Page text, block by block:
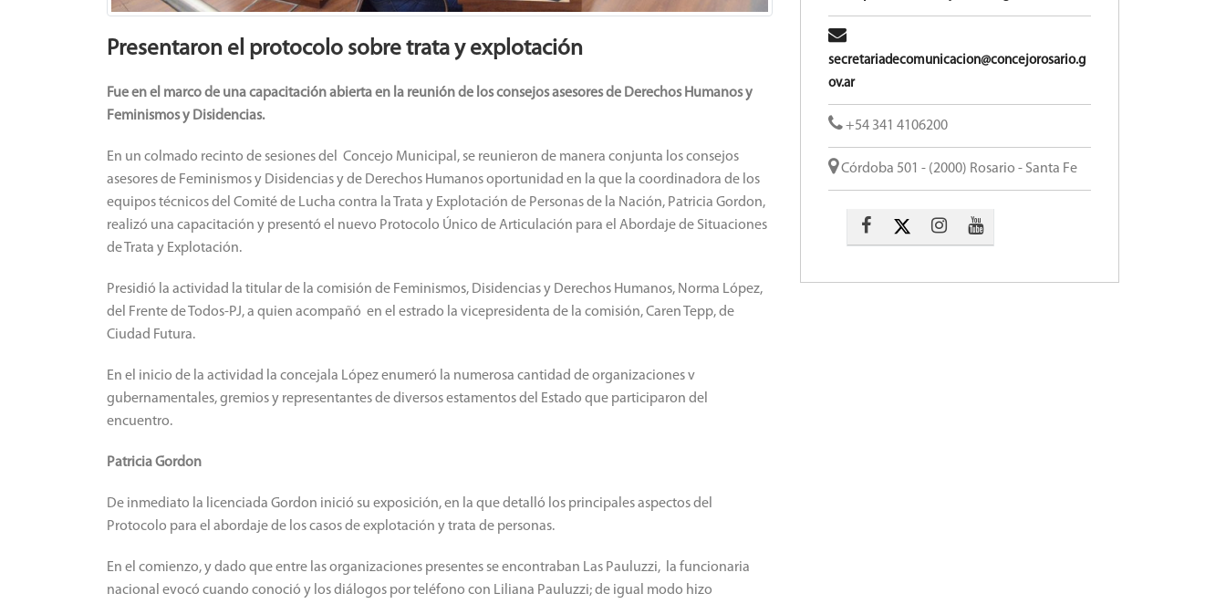
Presentaron el protocolo sobre trata y explotación
Fue en el marco de una capacitación abierta en la reunión de los consejos asesores de Derechos Humanos y
Feminismos y Disidencias.
En un colmado recinto de sesiones del Concejo Municipal, se reunieron de manera conjunta los consejos
asesores de Feminismos y Disidencias y de Derechos Humanos oportunidad en la que la coordinadora de los
equipos técnicos del Comité de Lucha contra la Trata y Explotación de Personas de la Nación, Patricia Gordon,
realizó una capacitación y presentó el nuevo Protocolo Único de Articulación para el Abordaje de Situaciones
de Trata y Explotación.
Presidió la actividad la titular de la comisión de Feminismos, Disidencias y Derechos Humanos, Norma López,
del Frente de Todos-PJ, a quien acompañó en el estrado la vicepresidenta de la comisión, Caren Tepp, de
Ciudad Futura.
En el inicio de la actividad la concejala López enumeró la numerosa cantidad de organizaciones v
gubernamentales, gremios y representantes de diversos estamentos del Estado que participaron del
encuentro.
Patricia Gordon
De inmediato la licenciada Gordon inició su exposición, en la que detalló los principales aspectos del
Protocolo para el abordaje de los casos de explotación y trata de personas.
En el comienzo, y dado que entre las organizaciones presentes se encontraban Las Pauluzzi, la funcionaria
nacional evocó cuando conoció y los diálogos por teléfono con Liliana Pauluzzi; de igual modo hizo
secretariadecomunicacion@concejorosario.g
ov.ar
+54 341 4106200
Córdoba 501 - (2000) Rosario - Santa Fe